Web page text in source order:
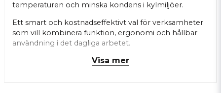
temperaturen och minska kondens i kylmiljöer.
Ett smart och kostnadseffektivt val för verksamheter
som vill kombinera funktion, ergonomi och hållbar
användning i det dagliga arbetet.
Visa mer